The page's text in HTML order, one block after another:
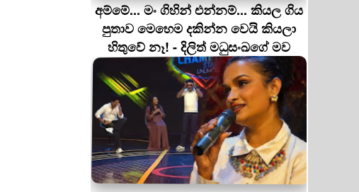
අම්මේ... මං ගිහින් එන්නම්... කියල ගිය
පුතාව මෙහෙම දකින්න වෙයි කියලා
හිතුවේ නෑ! - දිලිත් මධුසංඛගේ මව